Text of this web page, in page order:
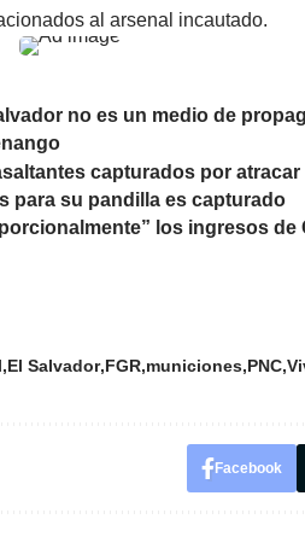
al arsenal incautado.
no es un medio de
capturados por
para su pandilla es capturado
los ingresos de
El Salvador FGR municiones PNC
Facebook